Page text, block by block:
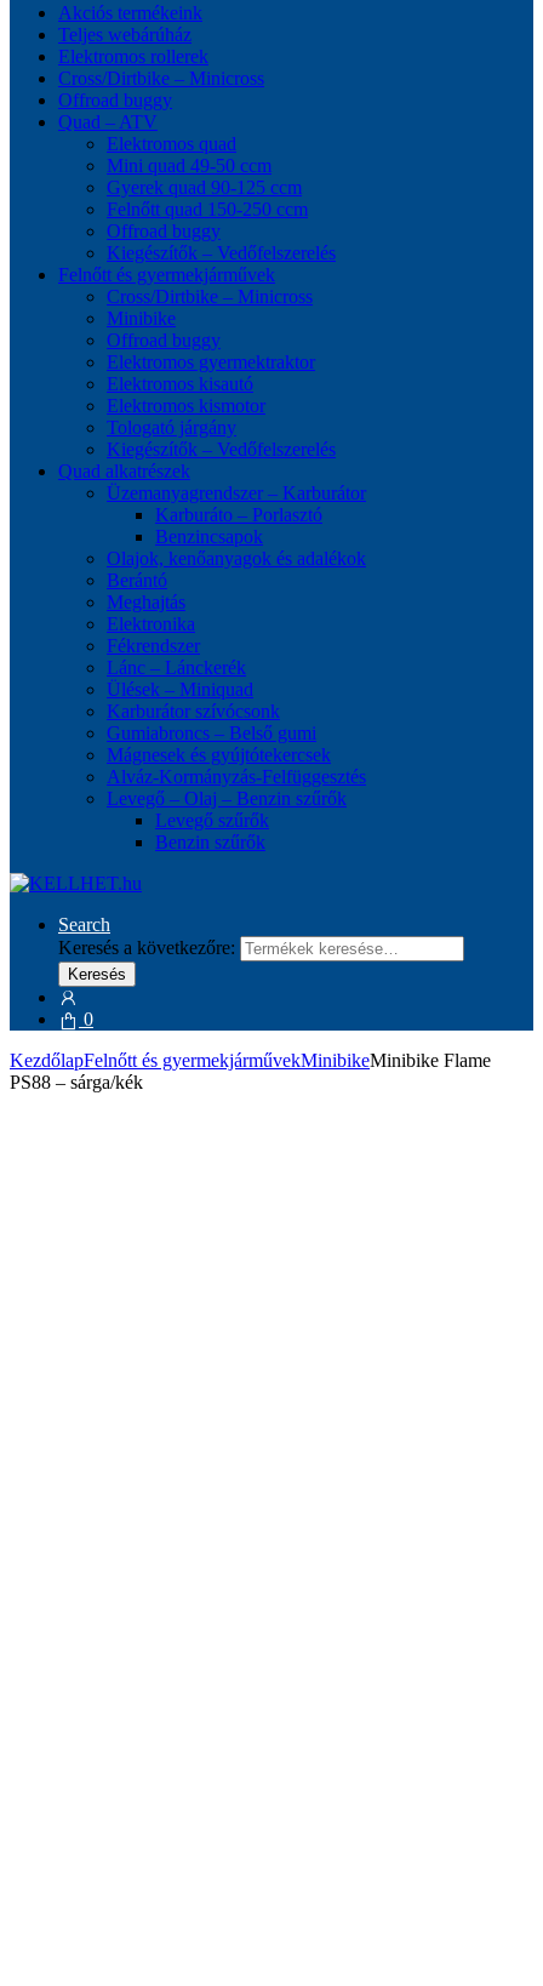
Akciós termékeink
Teljes webárúház
Elektromos rollerek
Cross/Dirtbike – Minicross
Offroad buggy
Quad – ATV
Elektromos quad
Mini quad 49-50 ccm
Gyerek quad 90-125 ccm
Felnőtt quad 150-250 ccm
Offroad buggy
Kiegészítők – Vedőfelszerelés
Felnőtt és gyermekjárművek
Cross/Dirtbike – Minicross
Minibike
Offroad buggy
Elektromos gyermektraktor
Elektromos kisautó
Elektromos kismotor
Tologató járgány
Kiegészítők – Vedőfelszerelés
Quad alkatrészek
Üzemanyagrendszer – Karburátor
Karburáto – Porlasztó
Benzincsapok
Olajok, kenőanyagok és adalékok
Berántó
Meghajtás
Elektronika
Fékrendszer
Lánc – Lánckerék
Ülések – Miniquad
Karburátor szívócsonk
Gumiabroncs – Belső gumi
Mágnesek és gyújtótekercsek
Alváz-Kormányzás-Felfüggesztés
Levegő – Olaj – Benzin szűrők
Levegő szűrők
Benzin szűrők
Search
Keresés a következőre:
Keresés
0
KezdőlapFelnőtt és gyermekjárművekMinibikeMinibike Flame
PS88 – sárga/kék